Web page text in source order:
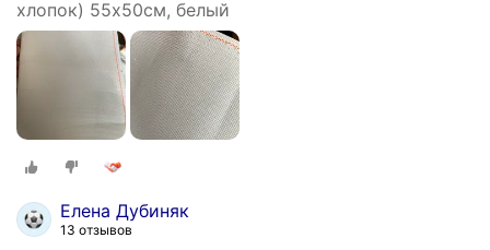
хлопок) 55х50см, белый
Елена Дубиняк
13 отзывов